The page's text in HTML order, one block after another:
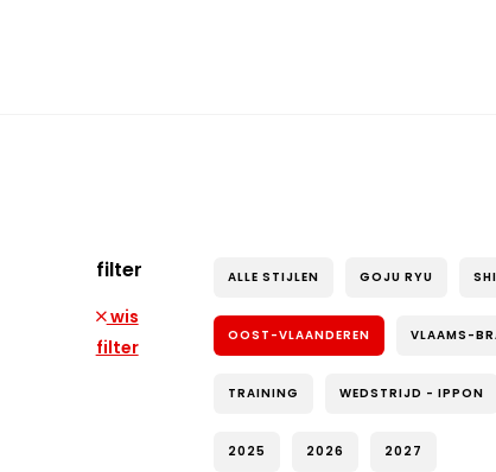
filter
wis
filter
ALLE STIJLEN GOJU RYU
OOST-VLAANDEREN VLAAMS-
TRAINING WEDSTRIJD - IPPON
2025 2026 2027